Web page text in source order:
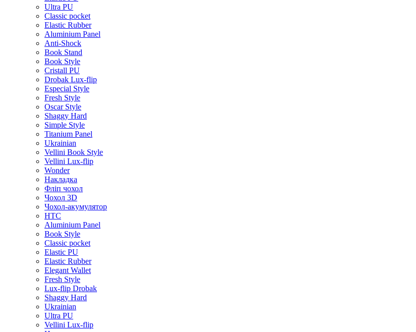
Ultra PU
Classic pocket
Elastic Rubber
Aluminium Panel
Anti-Shock
Book Stand
Book Style
Cristall PU
Drobak Lux-flip
Especial Style
Fresh Style
Oscar Style
Shaggy Hard
Simple Style
Titanium Panel
Ukrainian
Vellini Book Style
Vellini Lux-flip
Wonder
Накладка
Фліп чохол
Чохол 3D
Чохол-акумулятор
HTC
Aluminium Panel
Book Style
Classic pocket
Elastic PU
Elastic Rubber
Elegant Wallet
Fresh Style
Lux-flip Drobak
Shaggy Hard
Ukrainian
Ultra PU
Vellini Lux-flip